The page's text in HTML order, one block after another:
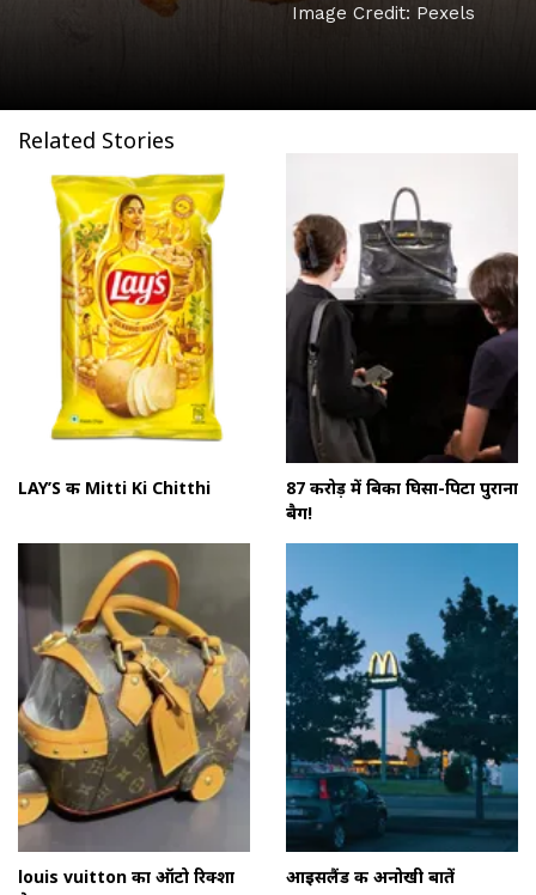
Image Credit: Pexels
Related Stories
LAY’S की Mitti Ki Chitthi
87 करोड़ में बिका घिसा-पिटा पुराना
बैग!
louis vuitton का ऑटो रिक्शा
आइसलैंड की अनोखी बातें